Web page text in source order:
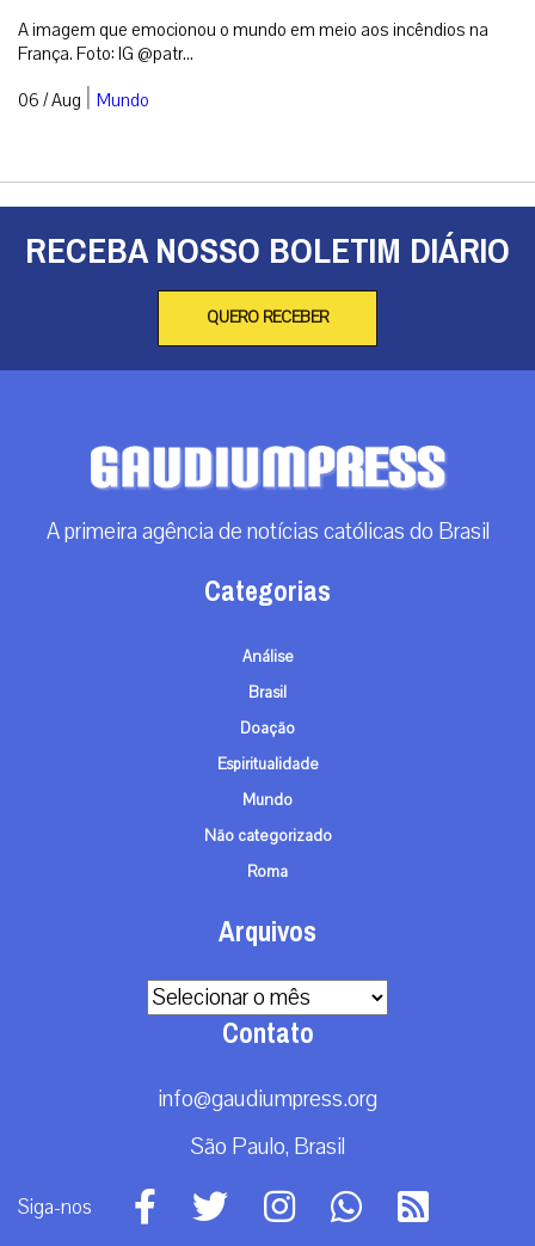
A imagem que emocionou o mundo em meio aos incêndios na
França. Foto: IG @patr...
06 / Aug | Mundo
RECEBA NOSSO BOLETIM DIÁRIO
QUERO RECEBER
A primeira agência de notícias católicas do Brasil
Categorias
Análise
Brasil
Doação
Espiritualidade
Mundo
Não categorizado
Roma
Arquivos
Arquivos
Contato
info@gaudiumpress.org
São Paulo, Brasil
Siga-nos